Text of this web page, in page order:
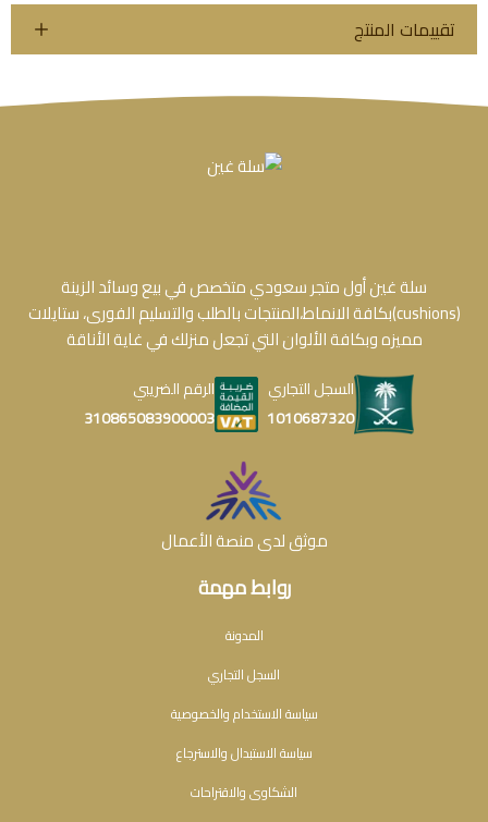
تقييمات المنتج
روابط مهمة
المدونة
السجل التجاري
سياسة الاستخدام والخصوصية
سياسة الاستبدال والاسترجاع
الشكاوى والاقتراحات
سلة غين أول متجر سعودي متخصص في بيع وسائد الزينة
(cushions)بكافة الانماط،المنتجات بالطلب والتسليم الفورى، ستايلات
مميزه وبكافة الألوان التي تجعل منزلك في غاية الأناقة
السجل التجاري
1010687320
الرقم الضريبي
310865083900003
موثق لدى منصة الأعمال